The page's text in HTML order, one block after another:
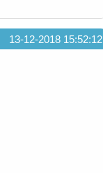
13-12-2018 15:52:12